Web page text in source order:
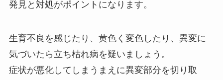
発見と対処がポイントになります。
生育不良を感じたり、黄色く変色したり、異変に
気づいたら立ち枯れ病を疑いましょう。
症状が悪化してしまうまえに異変部分を切り取